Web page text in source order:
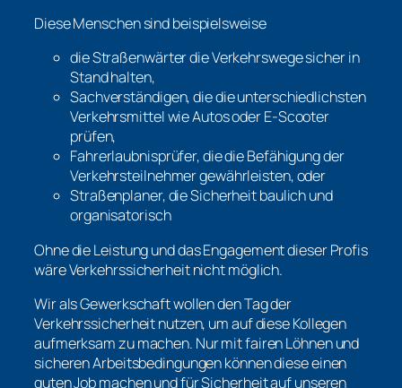
Diese Menschen sind beispielsweise
die Straßenwärter die Verkehrswege sicher in
Stand halten,
Sachverständigen, die die unterschiedlichsten
Verkehrsmittel wie Autos oder E-Scooter
prüfen,
Fahrerlaubnisprüfer, die die Befähigung der
Verkehrsteilnehmer gewährleisten, oder
Straßenplaner, die Sicherheit baulich und
organisatorisch
Ohne die Leistung und das Engagement dieser Profis
wäre Verkehrssicherheit nicht möglich.
Wir als Gewerkschaft wollen den Tag der
Verkehrssicherheit nutzen, um auf diese Kollegen
aufmerksam zu machen. Nur mit fairen Löhnen und
sicheren Arbeitsbedingungen können diese einen
guten Job machen und für Sicherheit auf unseren